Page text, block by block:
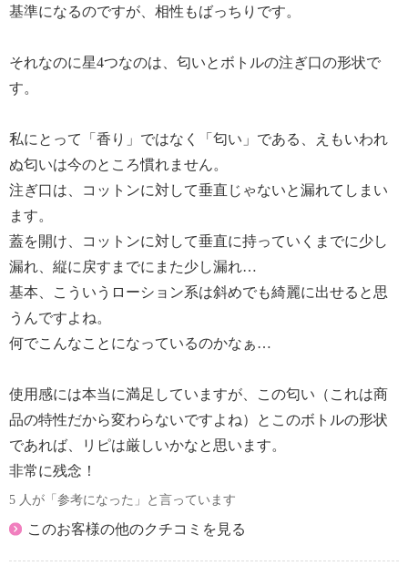
ラー・ クレンジングウォーター ３本セット]の商品説
明
イク落とし３本セットです。
クレンジング成分として植物由来のデシルグルコシド
を配合しています。
毛穴の汚れやくすみの原因となる古い角質も拭き取る
ことで簡単にオフし、お肌にツヤを与えます。
独自仕様＆配合の海洋性プレミックス成分“ＡＬＧＯ
４”として、フランス・ブルターニュ産で塩生植物由
来の幹細胞を抽出、凍結乾燥・粉末化したクリスマム
マリチマムエキス（潤い）とエリンギウムマリチムム
エキス（ハリ）、フランス・ブルターニュ産で先端海
ダ配偶体エキス（ワカメエキス）（お肌を保護す
る）、フランス産で紅藻由来のポルフィリジウムクル
エンタムエキス（ツヤ）を配合しました。
保湿成分として乳酸も配合。
フレッシュなマリンフローラルをイメージした香りで
す。
＜配合／無配合表示＞
ノンアルコール、タール系色素不使用
基準になるのですが、相性もばっちりです。
それなのに星4つなのは、匂いとボトルの注ぎ口の形状で
す。
私にとって「香り」ではなく「匂い」である、えもいわれ
ぬ匂いは今のところ慣れません。
注ぎ口は、コットンに対して垂直じゃないと漏れてしまい
ます。
蓋を開け、コットンに対して垂直に持っていくまでに少し
漏れ、縦に戻すまでにまた少し漏れ…
基本、こういうローション系は斜めでも綺麗に出せると思
うんですよね。
何でこんなことになっているのかなぁ…
使用感には本当に満足していますが、この匂い（これは商
品の特性だから変わらないですよね）とこのボトルの形状
であれば、リピは厳しいかなと思います。
非常に残念！
5 人が「参考になった」と言っています
このお客様の他のクチコミを見る